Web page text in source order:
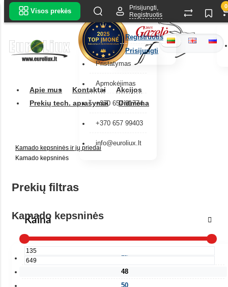
Pristatymas
Apmokėjimas
+370 657 91774
+370 657 99403
info@euroliux.lt
Apie mus Kontaktai
Akcijos
Prekių tech. aprašymai
Didmena
Visos prekės
Prisijungti,
Registruotis
Registruotis
Prisijungti
0
Kamado kepsninės ir jų priedai
Kamado kepsninės
Prekių filtras
Kaina
Kamado kepsninės
25
48
50